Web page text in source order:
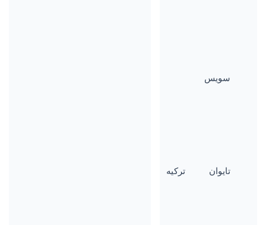
سویس
تایوان ترکیه